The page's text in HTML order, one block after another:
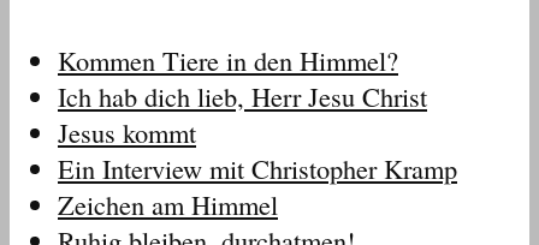
Kommen Tiere in den Himmel?
Ich hab dich lieb, Herr Jesu Christ
Jesus kommt
Ein Interview mit Christopher Kramp
Zeichen am Himmel